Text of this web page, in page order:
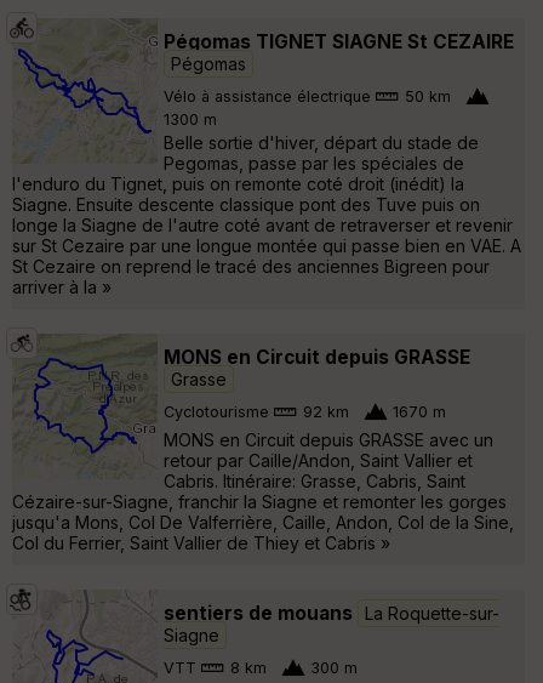
Pégomas TIGNET SIAGNE St CEZAIRE
Pégomas
Vélo à assistance électrique
50 km
1300 m
Belle sortie d'hiver, départ du stade de
Pegomas, passe par les spéciales de
l'enduro du Tignet, puis on remonte coté droit (inédit) la
Siagne. Ensuite descente classique pont des Tuve puis on
longe la Siagne de l'autre coté avant de retraverser et revenir
sur St Cezaire par une longue montée qui passe bien en VAE. A
St Cezaire on reprend le tracé des anciennes Bigreen pour
arriver à la »
MONS en Circuit depuis GRASSE
Grasse
Cyclotourisme 92 km 1670 m
MONS en Circuit depuis GRASSE avec un
retour par Caille/Andon, Saint Vallier et
Cabris. Itinéraire: Grasse, Cabris, Saint
Cézaire-sur-Siagne, franchir la Siagne et remonter les gorges
jusqu'a Mons, Col De Valferrière, Caille, Andon, Col de la Sine,
Col du Ferrier, Saint Vallier de Thiey et Cabris »
sentiers de mouans
La Roquette-sur-
Siagne
VTT 8 km 300 m